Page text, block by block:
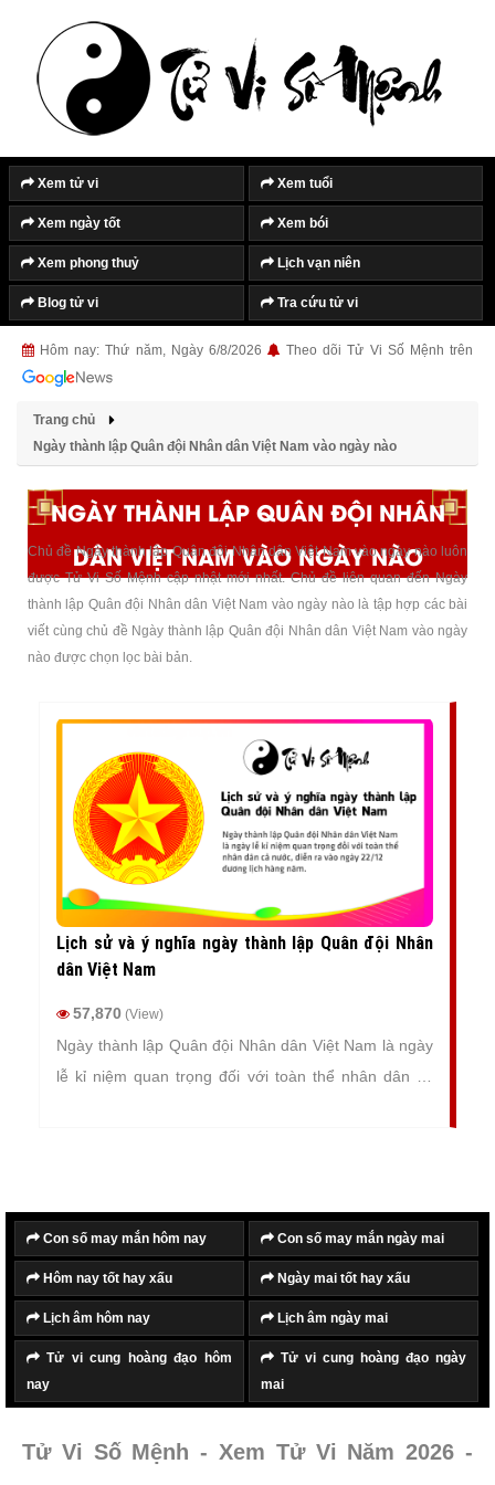
Xem tử vi Xem tuổi
Xem ngày tốt Xem bói
Xem phong thuỷ Lịch vạn niên
Blog tử vi Tra cứu tử vi
Hôm nay: Thứ năm, Ngày 6/8/2026 Theo dõi Tử Vi Số Mệnh trên
Trang chủ
Ngày thành lập Quân đội Nhân dân Việt Nam vào ngày nào
NGÀY THÀNH LẬP QUÂN ĐỘI NHÂN
DÂN VIỆT NAM VÀO NGÀY NÀO
Chủ đề Ngày thành lập Quân đội Nhân dân Việt Nam vào ngày nào luôn
được Tử Vi Số Mệnh cập nhật mới nhất. Chủ đề liên quan đến Ngày
thành lập Quân đội Nhân dân Việt Nam vào ngày nào là tập hợp các bài
viết cùng chủ đề Ngày thành lập Quân đội Nhân dân Việt Nam vào ngày
nào được chọn lọc bài bản.
Lịch sử và ý nghĩa ngày thành lập Quân đội Nhân
dân Việt Nam
57,870 (View)
Ngày thành lập Quân đội Nhân dân Việt Nam là ngày
lễ kỉ niệm quan trọng đối với toàn thể nhân dân cả
Con số may mắn hôm nay Con số may mắn ngày mai
Hôm nay tốt hay xấu Ngày mai tốt hay xấu
Lịch âm hôm nay Lịch âm ngày mai
Tử vi cung hoàng đạo hôm
nay
Tử vi cung hoàng đạo ngày
mai
Tử Vi Số Mệnh - Xem Tử Vi Năm 2026 -